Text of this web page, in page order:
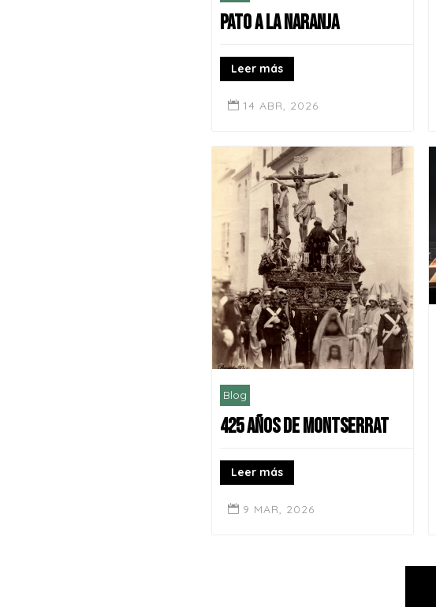
PATO A LA NARANJA
Leer más
 14 ABR, 2026
Blog
425 AÑOS DE MONTSERRAT
Leer más
 9 MAR, 2026